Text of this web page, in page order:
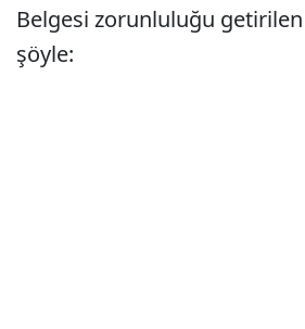
Belgesi zorunluluğu
şöyle: